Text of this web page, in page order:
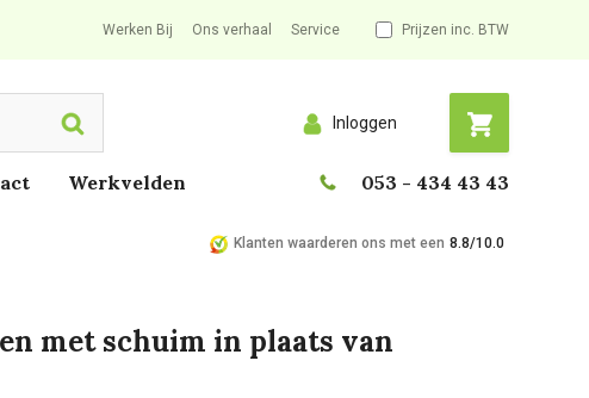
Werken Bij Ons verhaal Service Prijzen inc. BTW
Search Inloggen
Werkvelden 053 - 434 43 43
Klanten waarderen ons met een 8.8/10.0
met schuim in plaats van